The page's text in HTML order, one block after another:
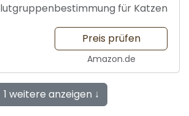
für Katzen
Preis prüfen
Amazon.de
1 weitere anzeigen ↓